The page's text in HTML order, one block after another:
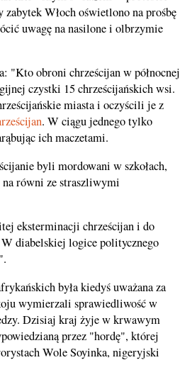
Włoch oświetlono na prośbę
uwagę na nasilone i olbrzymie
"Kto obroni chrześcijan w północnej
czystki 15 chrześcijańskich wsi.
miasta i oczyścili je z
. W ciągu jednego tylko
ich maczetami.
byli mordowani w szkołach,
na równi ze straszliwymi
eksterminacji chrześcijan i do
diabelskiej logice politycznego
".
była kiedyś uważana za
wymierzali sprawiedliwość w
Dzisiaj kraj żyje w krwawym
przez "hordę", której
Wole Soyinka, nigeryjski